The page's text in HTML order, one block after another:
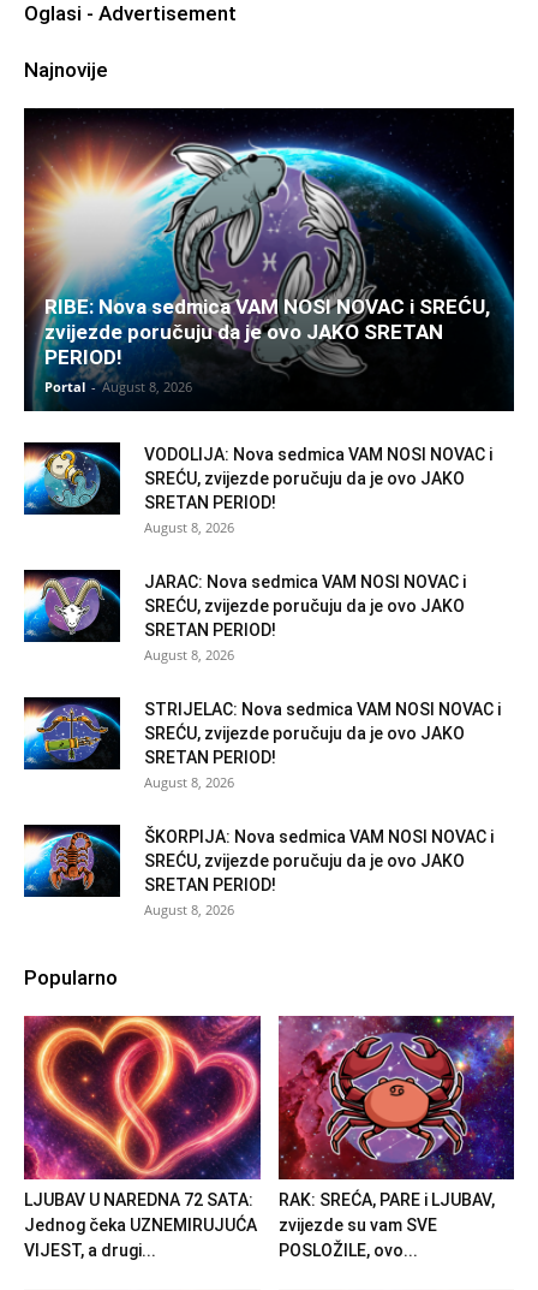
Oglasi - Advertisement
Najnovije
RIBE: Nova sedmica VAM NOSI NOVAC i SREĆU,
zvijezde poručuju da je ovo JAKO SRETAN
PERIOD!
Portal - August 8, 2026
VODOLIJA: Nova sedmica VAM NOSI NOVAC i
SREĆU, zvijezde poručuju da je ovo JAKO
SRETAN PERIOD!
August 8, 2026
JARAC: Nova sedmica VAM NOSI NOVAC i
SREĆU, zvijezde poručuju da je ovo JAKO
SRETAN PERIOD!
August 8, 2026
STRIJELAC: Nova sedmica VAM NOSI NOVAC i
SREĆU, zvijezde poručuju da je ovo JAKO
SRETAN PERIOD!
August 8, 2026
ŠKORPIJA: Nova sedmica VAM NOSI NOVAC i
SREĆU, zvijezde poručuju da je ovo JAKO
SRETAN PERIOD!
August 8, 2026
Popularno
LJUBAV U NAREDNA 72 SATA:
Jednog čeka UZNEMIRUJUĆA
VIJEST, a drugi...
RAK: SREĆA, PARE i LJUBAV,
zvijezde su vam SVE
POSLOŽILE, ovo...